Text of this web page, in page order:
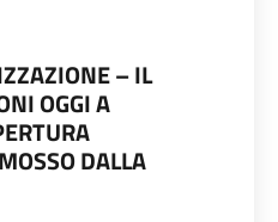
– IL
OGGI A
DALLA